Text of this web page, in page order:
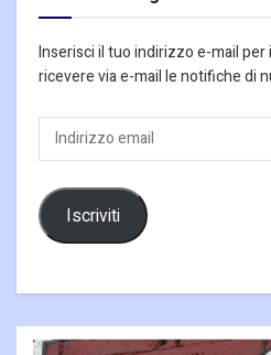
Inserisci il tuo indirizzo e-mail
ricevere via e-mail le notifiche di
Indirizzo
email
Iscriviti